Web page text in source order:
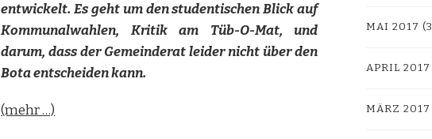
entwickelt. Es geht um den studentischen Blick auf
Kommunalwahlen, Kritik am Tüb-O-Mat, und
darum, dass der Gemeinderat leider nicht über den
Bota entscheiden kann.
(mehr …)
MAI 2017
APRIL 2017
MÄRZ 2017